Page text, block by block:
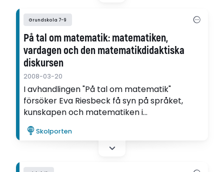
Grundskola 7-9
På tal om matematik: matematiken,
vardagen och den matematikdidaktiska
diskursen
2008-03-20
I avhandlingen "På tal om matematik"
försöker Eva Riesbeck få syn på språket,
kunskapen och matematiken i
matematikundervisningen. Det gör hon bland
annat genom att studera lärares och elevers
samtal i ett matematikklassrum.
Skolporten